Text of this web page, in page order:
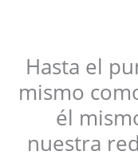
Hasta el
mismo
él
nuestra